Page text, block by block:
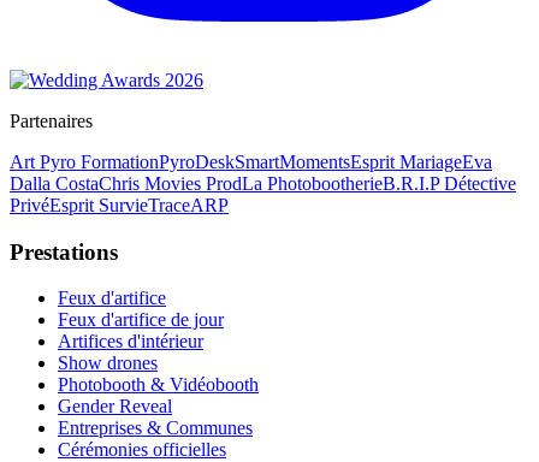
Partenaires
Art Pyro FormationPyroDeskSmartMomentsEsprit MariageEva
Dalla CostaChris Movies ProdLa PhotobootherieB.R.I.P Détective
PrivéEsprit SurvieTraceARP
Prestations
Feux d'artifice
Feux d'artifice de jour
Artifices d'intérieur
Show drones
Photobooth & Vidéobooth
Gender Reveal
Entreprises & Communes
Cérémonies officielles